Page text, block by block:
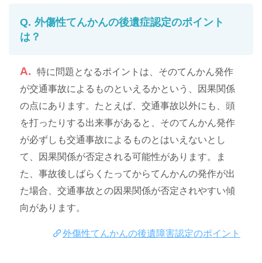
外傷性てんかんの後遺症認定のポイント
は？
特に問題となるポイントは、そのてんかん発作
が交通事故によるものといえるかという、因果関係
の点にあります。たとえば、交通事故以外にも、頭
を打ったりする出来事があると、そのてんかん発作
が必ずしも交通事故によるものとはいえないとし
て、因果関係が否定される可能性があります。ま
た、事故後しばらくたってからてんかんの発作が出
た場合、交通事故との因果関係が否定されやすい傾
向があります。
外傷性てんかんの後遺障害認定のポイント